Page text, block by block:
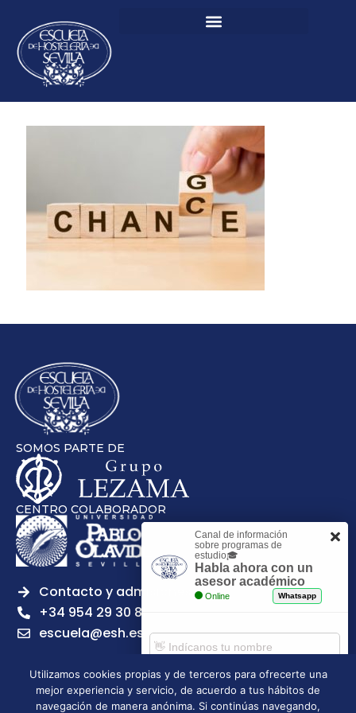
SOMOS PARTE DE
CENTRO COLABORADOR
Contacto y admisiones
+34 954 29 30 81
escuela@esh.es
Utilizamos cookies propias y de terceros para ofrecerte una
mejor experiencia y servicio, de acuerdo a tus hábitos de
navegación de manera anónima. Si continúas navegando,
Canal de información
sobre programas de
estudio🎓
Habla ahora con un
asesor académico
Online Whatsapp
Comenzar chat